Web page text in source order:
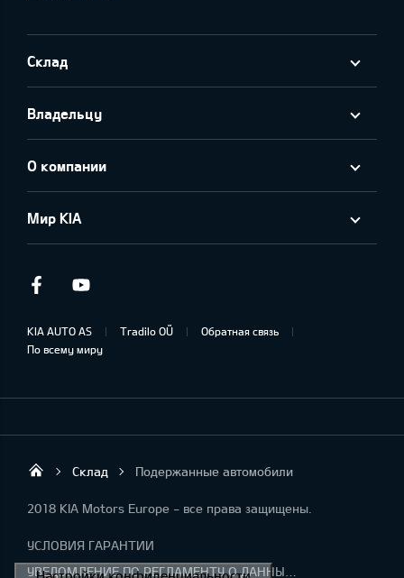
Склад
Владельцу
О компании
Мир KIA
Facebook
KIA AUTO AS Tradilo OÜ
Обратная связь
По всему миру
Tradilo OÜ
Склад Подержанные автомобили
2018 KIA Motors Europe - все права защищены.
УСЛОВИЯ ГАРАНТИИ